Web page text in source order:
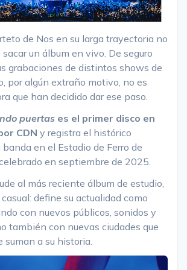
de Nos en su larga trayectoria no
un álbum en vivo. De seguro
grabaciones de distintos shows de
por algún extraño motivo, no es
que han decidido dar ese paso.
puertas es el primer disco en
CDN y registra el histórico
en el Estadio de Ferro de
en septiembre de 2025.
al más reciente álbum de estudio,
casual: define su actualidad como
con nuevos públicos, sonidos y
también con nuevas ciudades que
suman a su historia.